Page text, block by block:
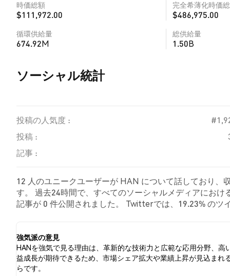
時価総額
$111,972.00
完全希薄化時価
$486,975.00
循環供給量
674.92M
総供給量
1.50B
ソーシャル統計
投稿の人気度 :
投稿 :
記事 :
12 人のユニークユーザーが HAN について話しており、
す。 過去24時間で、すべてのソーシャルメディアにお
記事が 0 件公開されました。 Twitterでは、19.23% のツ
強気派の意見
HANを強気で見る理由は、革新的な技術力と広範な応用分野、高
益成長が期待できるため、市場シェア拡大や業績上昇が見込まれ
らです。